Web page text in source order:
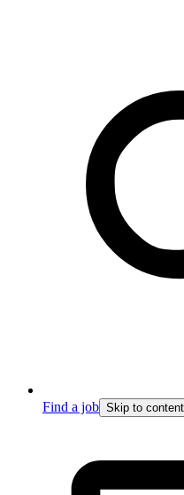
Find a job Skip to content